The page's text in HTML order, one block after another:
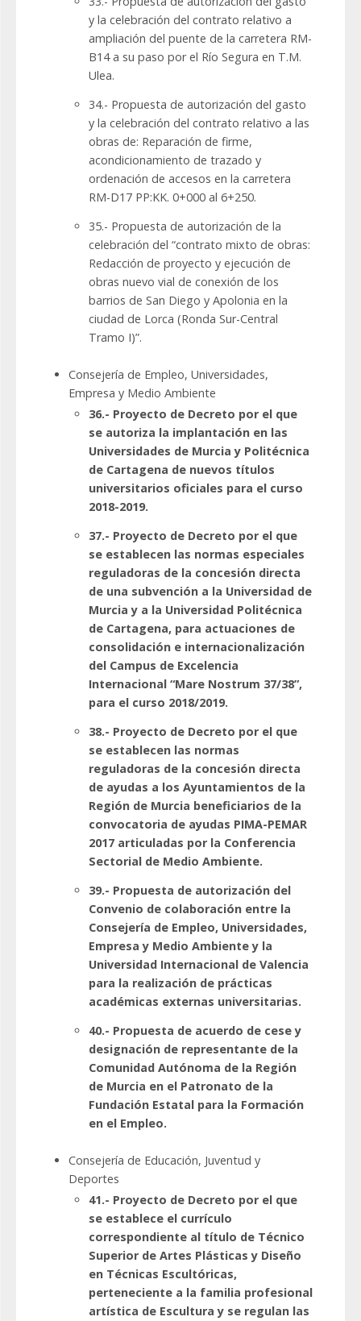
y la celebración del contrato relativo a
ampliación del puente de la carretera RM-
B14 a su paso por el Río Segura en T.M.
Ulea.
34.- Propuesta de autorización del gasto
y la celebración del contrato relativo a las
obras de: Reparación de firme,
acondicionamiento de trazado y
ordenación de accesos en la carretera
RM-D17 PP:KK. 0+000 al 6+250.
35.- Propuesta de autorización de la
celebración del “contrato mixto de obras:
Redacción de proyecto y ejecución de
obras nuevo vial de conexión de los
barrios de San Diego y Apolonia en la
ciudad de Lorca (Ronda Sur-Central
Tramo I)”.
Consejería de Empleo, Universidades,
Empresa y Medio Ambiente
36.- Proyecto de Decreto por el que
se autoriza la implantación en las
Universidades de Murcia y Politécnica
de Cartagena de nuevos títulos
universitarios oficiales para el curso
2018-2019.
37.- Proyecto de Decreto por el que
se establecen las normas especiales
reguladoras de la concesión directa
de una subvención a la Universidad de
Murcia y a la Universidad Politécnica
de Cartagena, para actuaciones de
consolidación e internacionalización
del Campus de Excelencia
Internacional “Mare Nostrum 37/38”,
para el curso 2018/2019.
38.- Proyecto de Decreto por el que
se establecen las normas
reguladoras de la concesión directa
de ayudas a los Ayuntamientos de la
Región de Murcia beneficiarios de la
convocatoria de ayudas PIMA-PEMAR
2017 articuladas por la Conferencia
Sectorial de Medio Ambiente.
39.- Propuesta de autorización del
Convenio de colaboración entre la
Consejería de Empleo, Universidades,
Empresa y Medio Ambiente y la
Universidad Internacional de Valencia
para la realización de prácticas
académicas externas universitarias.
40.- Propuesta de acuerdo de cese y
designación de representante de la
Comunidad Autónoma de la Región
de Murcia en el Patronato de la
Fundación Estatal para la Formación
en el Empleo.
Consejería de Educación, Juventud y
Deportes
41.- Proyecto de Decreto por el que
se establece el currículo
correspondiente al título de Técnico
Superior de Artes Plásticas y Diseño
en Técnicas Escultóricas,
perteneciente a la familia profesional
artística de Escultura y se regulan las